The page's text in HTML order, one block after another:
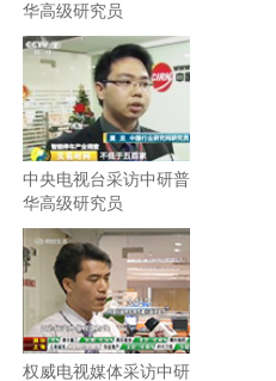
华高级研究员
中央电视台采访中研普
华高级研究员
权威电视媒体采访中研